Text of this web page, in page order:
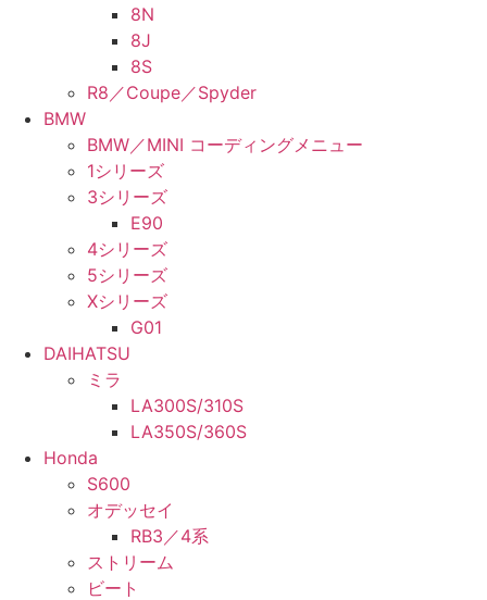
8N
8J
8S
R8／Coupe／Spyder
BMW
BMW／MINI コーディングメニュー
1シリーズ
3シリーズ
E90
4シリーズ
5シリーズ
Xシリーズ
G01
DAIHATSU
ミラ
LA300S/310S
LA350S/360S
Honda
S600
オデッセイ
RB3／4系
ストリーム
ビート